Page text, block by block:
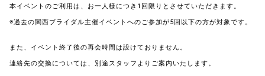
本イベントのご利用は、お一人様につき1回限りとさせていただきます。
※過去の関西ブライダル主催イベントへのご参加が5回以下の方が対象です。
また、イベント終了後の再会時間は設けておりません。
連絡先の交換については、別途スタッフよりご案内いたします。